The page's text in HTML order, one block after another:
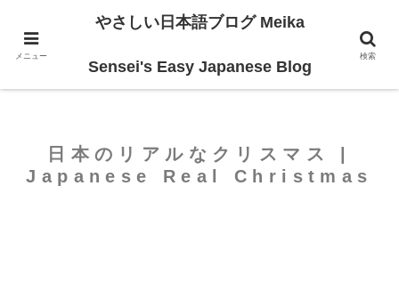
For Intermediate
日本のリアルなクリスマス |
Japanese Real Christmas
メニュー
やさしい日本語ブログ Meika
Sensei's Easy Japanese Blog
検索